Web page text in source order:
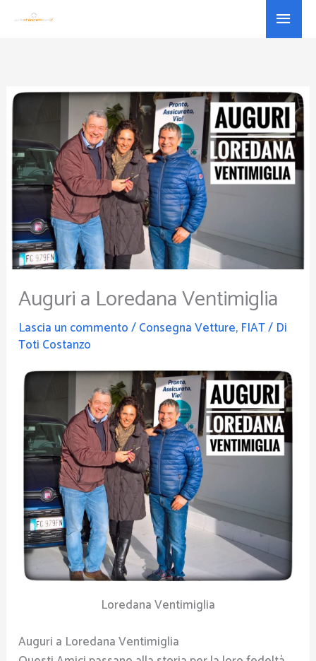
Menu
Auguri a Loredana Ventimiglia
Lascia un commento/Consegna Vetture, FIAT/ Di
Toti Costanzo
Loredana Ventimiglia
Auguri a Loredana Ventimiglia